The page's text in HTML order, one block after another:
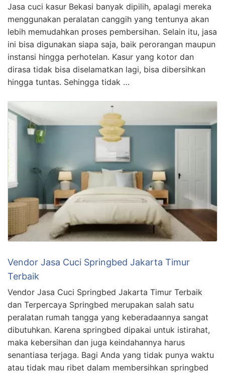
Jasa cuci kasur Bekasi banyak dipilih, apalagi mereka
menggunakan peralatan canggih yang tentunya akan
lebih memudahkan proses pembersihan. Selain itu, jasa
ini bisa digunakan siapa saja, baik perorangan maupun
instansi hingga perhotelan. Kasur yang kotor dan
dirasa tidak bisa diselamatkan lagi, bisa dibersihkan
hingga tuntas. Sehingga tidak …
Vendor Jasa Cuci Springbed Jakarta Timur
Terbaik
Vendor Jasa Cuci Springbed Jakarta Timur Terbaik
dan Terpercaya Springbed merupakan salah satu
peralatan rumah tangga yang keberadaannya sangat
dibutuhkan. Karena springbed dipakai untuk istirahat,
maka kebersihan dan juga keindahannya harus
senantiasa terjaga. Bagi Anda yang tidak punya waktu
atau tidak mau ribet dalam membersihkan springbed